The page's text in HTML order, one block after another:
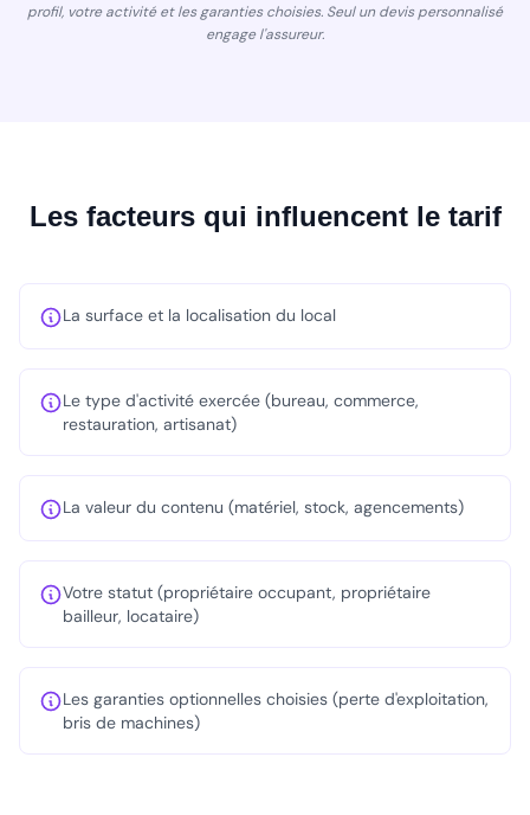
profil, votre activité et les garanties choisies. Seul un devis personnalisé
engage l'assureur.
Les facteurs qui influencent le tarif
La surface et la localisation du local
Le type d'activité exercée (bureau, commerce,
restauration, artisanat)
La valeur du contenu (matériel, stock, agencements)
Votre statut (propriétaire occupant, propriétaire
bailleur, locataire)
Les garanties optionnelles choisies (perte d'exploitation,
bris de machines)